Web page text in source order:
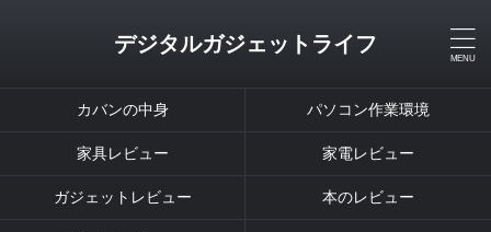
デジタルガジェットライフ
カバンの中身 パソコン作業環境
家具レビュー 家電レビュー
ガジェットレビュー 本のレビュー